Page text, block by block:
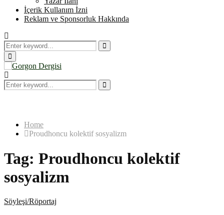
İçerik Kullanım İzni
Reklam ve Sponsorluk Hakkında
Search
for:
Search
Primary
Menu
Search
for:
Search
Home
Proudhoncu kolektif sosyalizm
Tag: Proudhoncu kolektif
sosyalizm
Söyleşi/Röportaj